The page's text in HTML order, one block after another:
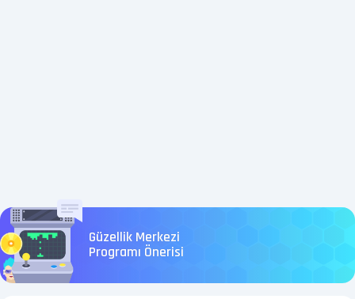
Güzellik Merkezi
Programı Önerisi